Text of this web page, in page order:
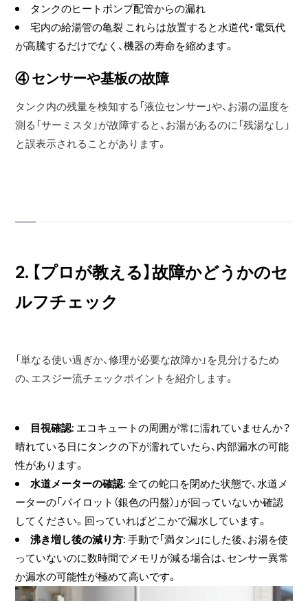
タンクのヒートポンプ配管からの漏れ
宅内の給湯管の亀裂 これらは放置すると水道代・電気代
が高騰するだけでなく、機器の寿命を縮めます。
④ センサーや基板の故障
タンク内の残量を検知する「液位センサー」や、お湯の温度を
測る「サーミスタ」が故障すると、お湯があるのに「残湯なし」
と誤表示されることがあります。
2. 【プロが教える】故障かどうかのセ
ルフチェック
「単なる使い過ぎか、修理が必要な故障か」を見分けるため
の、エスジー流チェックポイントを紹介します。
目視確認: エコキュートの周囲が常に濡れていませんか？
晴れている日にタンクの下が濡れていたら、内部漏水の可能
性があります。
水道メーターの確認: 全ての蛇口を閉めた状態で、水道メ
ーターの「パイロット（銀色の円盤）」が回っていないか確認
してください。回っていればどこかで漏水しています。
沸き増し後の減り方: 手動で「満タン」にした後、お湯を使
っていないのに数時間でメモリが減る場合は、センサー異常
か漏水の可能性が極めて高いです。